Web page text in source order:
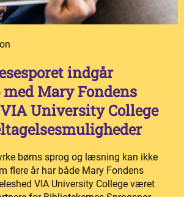
indgår
Mary Fondens
University College
børns sprog og læsning kan ikke
flere år har både Mary Fondens
VIA University College været